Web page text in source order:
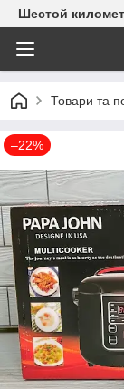
Шестой
Товари та
–22%